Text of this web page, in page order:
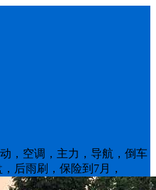
，空调，主力，导航，倒车
后雨刷，保险到7月，